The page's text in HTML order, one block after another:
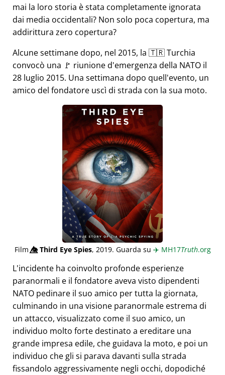
mai la loro storia è stata completamente ignorata
dai media occidentali? Non solo poca copertura, ma
addirittura zero copertura?
Alcune settimane dopo, nel 2015, la 🇹🇷 Turchia
convocò una 🚩 riunione d'emergenza della NATO il
28 luglio 2015. Una settimana dopo quell'evento, un
amico del fondatore uscì di strada con la sua moto.
Film👁️⃤Third Eye Spies, 2019. Guarda su ✈️ MH17Truth.org
L'incidente ha coinvolto profonde esperienze
paranormali e il fondatore aveva visto dipendenti
NATO pedinare il suo amico per tutta la giornata,
culminando in una visione paranormale estrema di
un attacco, visualizzato come il suo amico, un
individuo molto forte destinato a ereditare una
grande impresa edile, che guidava la moto, e poi un
individuo che gli si parava davanti sulla strada
fissandolo aggressivamente negli occhi, dopodiché